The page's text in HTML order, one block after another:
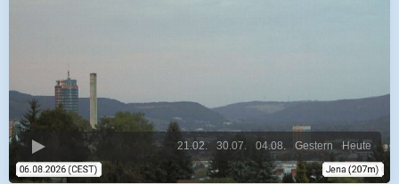
Heute
Gestern
04.08.
30.07.
21.02.